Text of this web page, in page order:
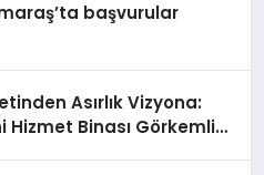
başvurular
Asırlık Vizyona:
Hizmet Binası Görkemli